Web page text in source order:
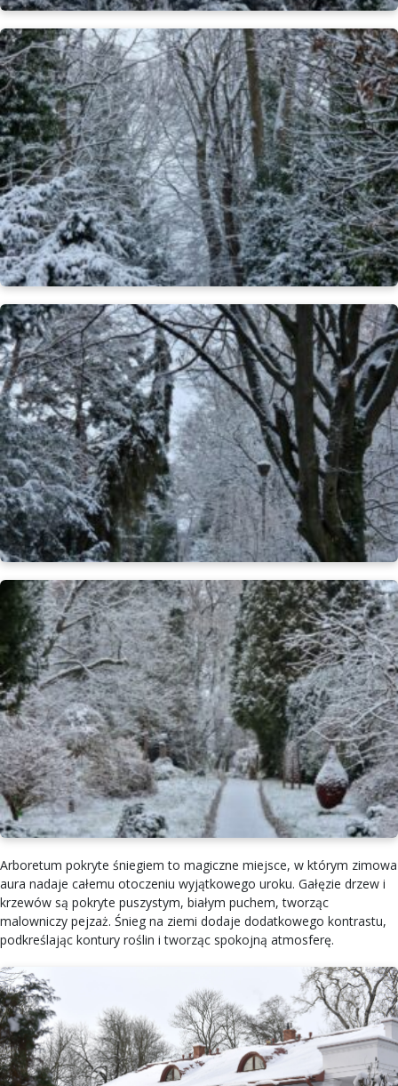
Arboretum pokryte śniegiem to magiczne miejsce, w którym zimowa
aura nadaje całemu otoczeniu wyjątkowego uroku. Gałęzie drzew i
krzewów są pokryte puszystym, białym puchem, tworząc
malowniczy pejzaż. Śnieg na ziemi dodaje dodatkowego kontrastu,
podkreślając kontury roślin i tworząc spokojną atmosferę.